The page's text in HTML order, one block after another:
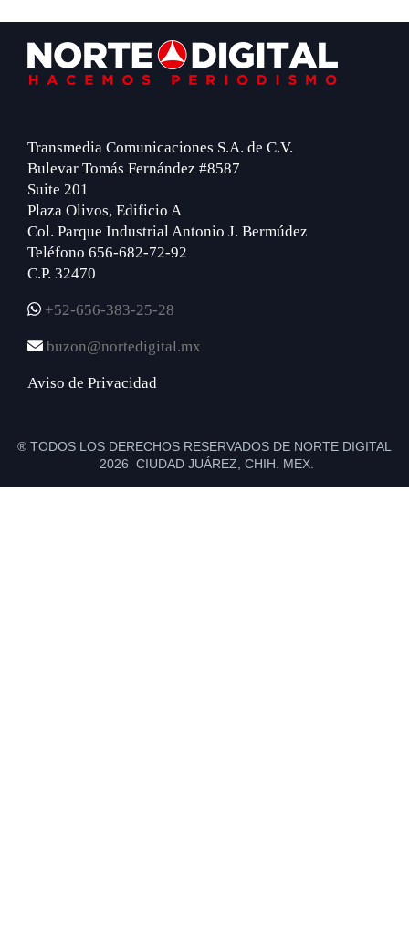
Footer
Transmedia Comunicaciones S.A. de C.V.
Bulevar Tomás Fernández #8587
Suite 201
Plaza Olivos, Edificio A
Col. Parque Industrial Antonio J. Bermúdez
Teléfono 656-682-72-92
C.P. 32470
+52-656-383-25-28
buzon@nortedigital.mx
Aviso de Privacidad
® TODOS LOS DERECHOS RESERVADOS DE NORTE DIGITAL
2026 CIUDAD JUÁREZ, CHIH. MEX.